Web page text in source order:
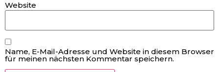
Website
Name, E-Mail-Adresse und Website in diesem Browser
für meinen nächsten Kommentar speichern.